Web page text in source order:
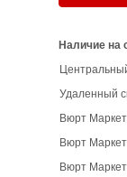
Наличие на
Удаленный
Вюрт
Вюрт
Вюрт